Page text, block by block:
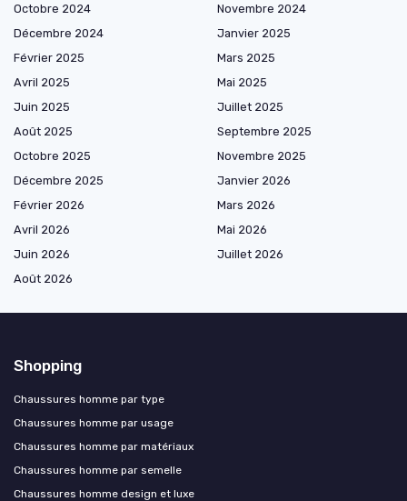
Octobre 2024
Novembre 2024
Décembre 2024
Janvier 2025
Février 2025
Mars 2025
Avril 2025
Mai 2025
Juin 2025
Juillet 2025
Août 2025
Septembre 2025
Octobre 2025
Novembre 2025
Décembre 2025
Janvier 2026
Février 2026
Mars 2026
Avril 2026
Mai 2026
Juin 2026
Juillet 2026
Août 2026
Shopping
Chaussures homme par type
Chaussures homme par usage
Chaussures homme par matériaux
Chaussures homme par semelle
Chaussures homme design et luxe